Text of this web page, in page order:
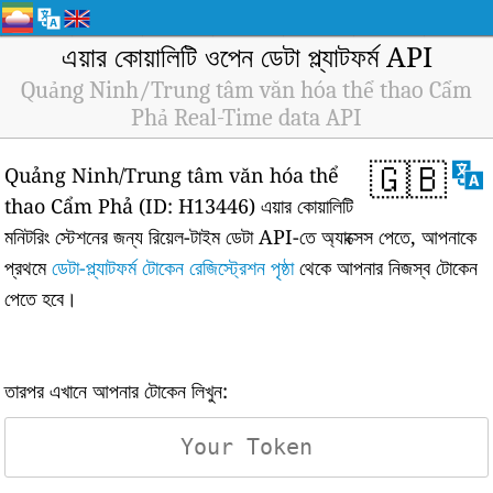
এয়ার কোয়ালিটি ওপেন ডেটা প্ল্যাটফর্ম API
Quảng Ninh/Trung tâm văn hóa thể thao Cẩm
Phả Real-Time data API
🇬🇧
Quảng Ninh/Trung tâm văn hóa thể
thao Cẩm Phả (ID: H13446) এয়ার কোয়ালিটি
মনিটরিং স্টেশনের জন্য রিয়েল-টাইম ডেটা API-তে অ্যাক্সেস পেতে, আপনাকে
প্রথমেডেটা-প্ল্যাটফর্ম টোকেন রেজিস্ট্রেশন পৃষ্ঠাথেকে আপনার নিজস্ব টোকেন
পেতে হবে।
তারপর এখানে আপনার টোকেন লিখুন: